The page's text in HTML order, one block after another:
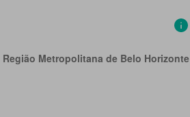
Metropolitana de Belo Horizonte